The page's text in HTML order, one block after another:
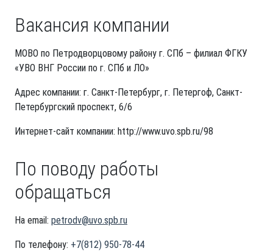
Вакансия компании
МОВО по Петродворцовому району г. СПб – филиал ФГКУ
«УВО ВНГ России по г. СПб и ЛО»
Адрес компании: г. Санкт-Петербург, г. Петергоф, Санкт-
Петербургский проспект, 6/6
Интернет-сайт компании: http://www.uvo.spb.ru/98
По поводу работы
обращаться
На email: petrodv@uvo.spb.ru
По телефону: +7(812) 950-78-44